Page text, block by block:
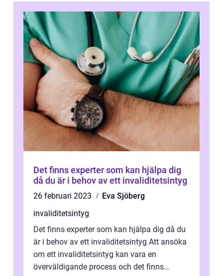
Det finns experter som kan hjälpa dig
då du är i behov av ett invaliditetsintyg
26 februari 2023
Eva Sjöberg
invaliditetsintyg
Det finns experter som kan hjälpa dig då du
är i behov av ett invaliditetsintyg Att ansöka
om ett invaliditetsintyg kan vara en
överväldigande process och det finns